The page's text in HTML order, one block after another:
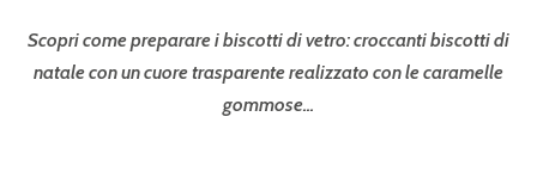
Scopri come preparare i biscotti di vetro: croccanti biscotti di
natale con un cuore trasparente realizzato con le caramelle
gommose...